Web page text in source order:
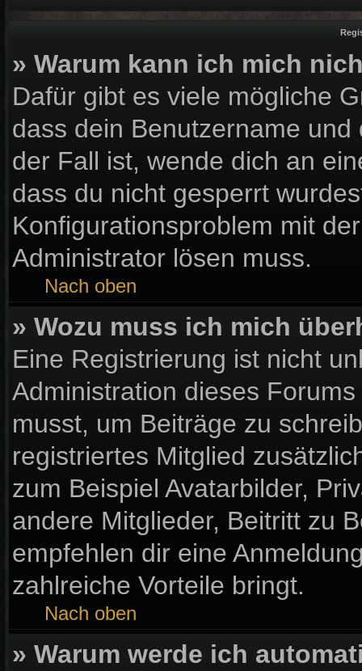
» Warum kann ich mich
Dafür gibt es viele mögliche
dass dein Benutzername
der Fall ist, wende dich an
dass du nicht gesperrt
Konfigurationsproblem mit
Administrator lösen muss.
Nach oben
» Wozu muss ich mich
Eine Registrierung ist nicht
Administration dieses
musst, um Beiträge zu
registriertes Mitglied
zum Beispiel Avatarbilder,
andere Mitglieder, Beitritt zu
empfehlen dir eine
zahlreiche Vorteile bringt.
Nach oben
» Warum werde ich